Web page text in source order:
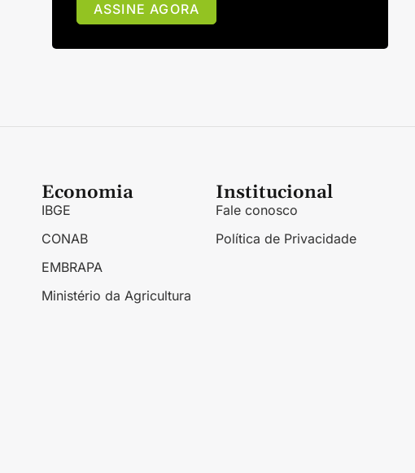
ASSINE AGORA
Economia
IBGE
CONAB
EMBRAPA
Ministério da Agricultura
Institucional
Fale conosco
Política de Privacidade